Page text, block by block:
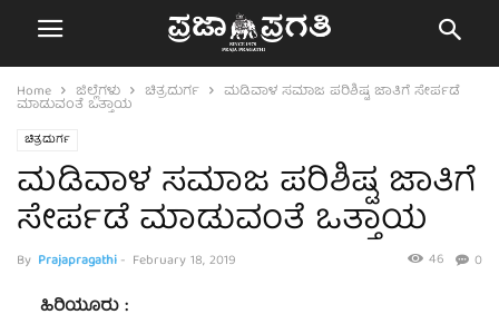
Home ಜಿಲ್ಲೆಗಳು ಚಿತ್ರದುರ್ಗ ಮಡಿವಾಳ ಸಮಾಜ ಪರಿಶಿಷ್ಟ ಜಾತಿಗೆ ಸೇರ್ಪಡೆ
ಮಾಡುವಂತೆ ಒತ್ತಾಯ
ಚಿತ್ರದುರ್ಗ
ಮಡಿವಾಳ ಸಮಾಜ ಪರಿಶಿಷ್ಟ ಜಾತಿಗೆ
ಸೇರ್ಪಡೆ ಮಾಡುವಂತೆ ಒತ್ತಾಯ
By Prajapragathi- February 18, 2019 0
46
ಹಿರಿಯೂರು :